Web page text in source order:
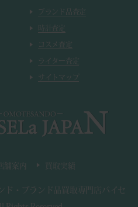
ブランド品査定
時計査定
コスメ査定
ライター査定
サイトマップ
店舗案内 買取実績
ド・ブランド品買取専門店バイセ